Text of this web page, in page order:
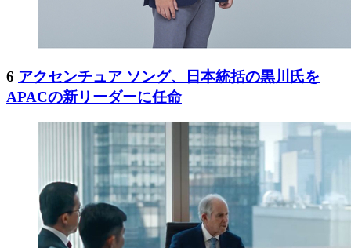
6 アクセンチュア ソング、日本統括の黒川氏を
APACの新リーダーに任命